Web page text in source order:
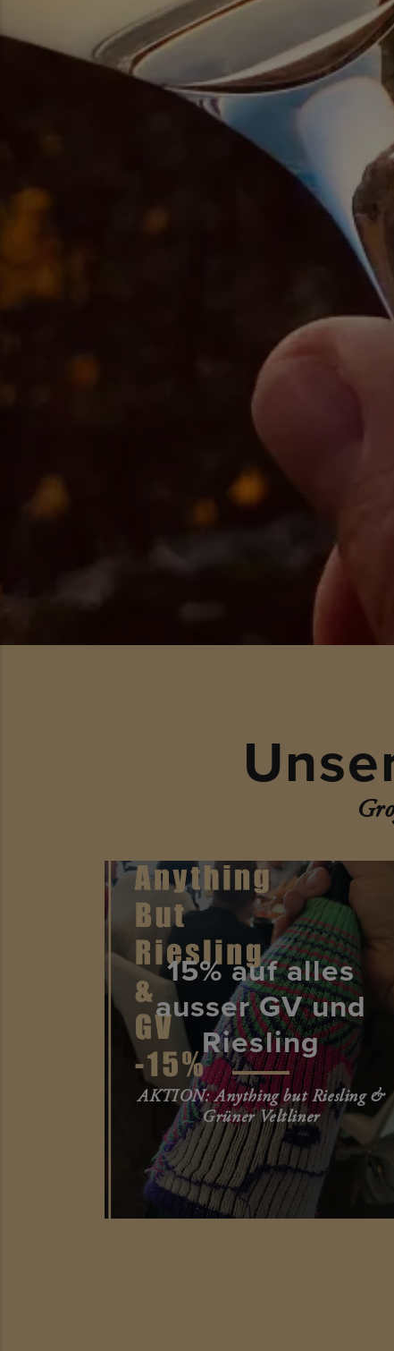
15% auf alles
ausser GV und
Riesling
AKTION: Anything but Riesling &
Grüner Veltliner